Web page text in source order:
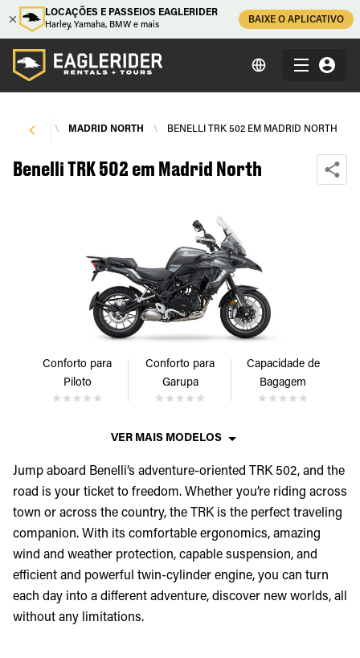
LOCAÇÕES E PASSEIOS EAGLERIDER
Harley, Yamaha, BMW e mais
BAIXE O APLICATIVO
MOTOS \ MADRID NORTH \ BENELLI TRK 502 EM MADRID NORTH
Benelli TRK 502 em Madrid North
Conforto para
Piloto
Conforto para
Garupa
Capacidade de
Bagagem
VER MAIS MODELOS
Jump aboard Benelli’s adventure-oriented TRK 502, and the
road is your ticket to freedom. Whether you’re riding across
town or across the country, the TRK is the perfect traveling
companion. With its comfortable ergonomics, amazing
wind and weather protection, capable suspension, and
efficient and powerful twin-cylinder engine, you can turn
each day into a different adventure, discover new worlds, all
without any limitations.